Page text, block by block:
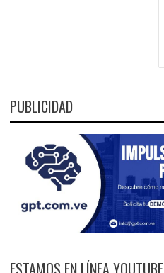
PUBLICIDAD
ESTAMOS EN LÍNEA YOUTUBE